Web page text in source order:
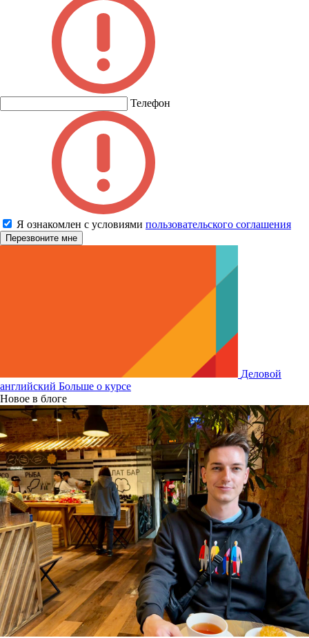
Телефон
Я ознакомлен с условиями пользовательского соглашения
Деловой
английский Больше о курсе
Новое в блоге